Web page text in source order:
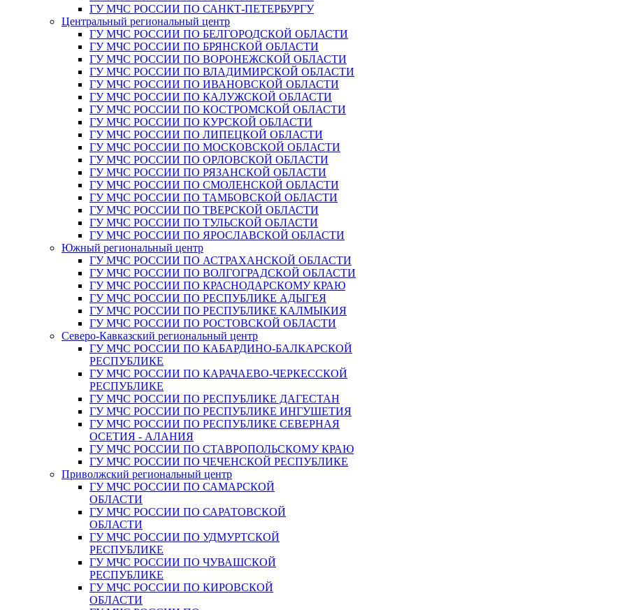
ГУ МЧС РОССИИ ПО САНКТ-ПЕТЕРБУРГУ
Центральный региональный центр
ГУ МЧС РОССИИ ПО БЕЛГОРОДСКОЙ ОБЛАСТИ
ГУ МЧС РОССИИ ПО БРЯНСКОЙ ОБЛАСТИ
ГУ МЧС РОССИИ ПО ВОРОНЕЖСКОЙ ОБЛАСТИ
ГУ МЧС РОССИИ ПО ВЛАДИМИРСКОЙ ОБЛАСТИ
ГУ МЧС РОССИИ ПО ИВАНОВСКОЙ ОБЛАСТИ
ГУ МЧС РОССИИ ПО КАЛУЖСКОЙ ОБЛАСТИ
ГУ МЧС РОССИИ ПО КОСТРОМСКОЙ ОБЛАСТИ
ГУ МЧС РОССИИ ПО КУРСКОЙ ОБЛАСТИ
ГУ МЧС РОССИИ ПО ЛИПЕЦКОЙ ОБЛАСТИ
ГУ МЧС РОССИИ ПО МОСКОВСКОЙ ОБЛАСТИ
ГУ МЧС РОССИИ ПО ОРЛОВСКОЙ ОБЛАСТИ
ГУ МЧС РОССИИ ПО РЯЗАНСКОЙ ОБЛАСТИ
ГУ МЧС РОССИИ ПО СМОЛЕНСКОЙ ОБЛАСТИ
ГУ МЧС РОССИИ ПО ТАМБОВСКОЙ ОБЛАСТИ
ГУ МЧС РОССИИ ПО ТВЕРСКОЙ ОБЛАСТИ
ГУ МЧС РОССИИ ПО ТУЛЬСКОЙ ОБЛАСТИ
ГУ МЧС РОССИИ ПО ЯРОСЛАВСКОЙ ОБЛАСТИ
Южный региональный центр
ГУ МЧС РОССИИ ПО АСТРАХАНСКОЙ ОБЛАСТИ
ГУ МЧС РОССИИ ПО ВОЛГОГРАДСКОЙ ОБЛАСТИ
ГУ МЧС РОССИИ ПО КРАСНОДАРСКОМУ КРАЮ
ГУ МЧС РОССИИ ПО РЕСПУБЛИКЕ АДЫГЕЯ
ГУ МЧС РОССИИ ПО РЕСПУБЛИКЕ КАЛМЫКИЯ
ГУ МЧС РОССИИ ПО РОСТОВСКОЙ ОБЛАСТИ
Северо-Кавказский региональный центр
ГУ МЧС РОССИИ ПО КАБАРДИНО-БАЛКАРСКОЙ
РЕСПУБЛИКЕ
ГУ МЧС РОССИИ ПО КАРАЧАЕВО-ЧЕРКЕССКОЙ
РЕСПУБЛИКЕ
ГУ МЧС РОССИИ ПО РЕСПУБЛИКЕ ДАГЕСТАН
ГУ МЧС РОССИИ ПО РЕСПУБЛИКЕ ИНГУШЕТИЯ
ГУ МЧС РОССИИ ПО РЕСПУБЛИКЕ СЕВЕРНАЯ
ОСЕТИЯ - АЛАНИЯ
ГУ МЧС РОССИИ ПО СТАВРОПОЛЬСКОМУ КРАЮ
ГУ МЧС РОССИИ ПО ЧЕЧЕНСКОЙ РЕСПУБЛИКЕ
Приволжский региональный центр
ГУ МЧС РОССИИ ПО САМАРСКОЙ
ОБЛАСТИ
ГУ МЧС РОССИИ ПО САРАТОВСКОЙ
ОБЛАСТИ
ГУ МЧС РОССИИ ПО УДМУРТСКОЙ
РЕСПУБЛИКЕ
ГУ МЧС РОССИИ ПО ЧУВАШСКОЙ
РЕСПУБЛИКЕ
ГУ МЧС РОССИИ ПО КИРОВСКОЙ
ОБЛАСТИ